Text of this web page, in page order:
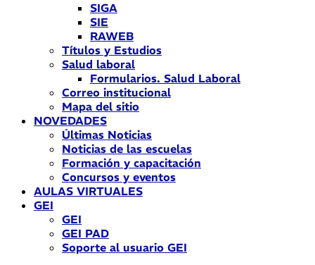
SIGA
SIE
RAWEB
Títulos y Estudios
Salud laboral
Formularios. Salud Laboral
Correo institucional
Mapa del sitio
NOVEDADES
Últimas Noticias
Noticias de las escuelas
Formación y capacitación
Concursos y eventos
AULAS VIRTUALES
GEI
GEI
GEI PAD
Soporte al usuario GEI